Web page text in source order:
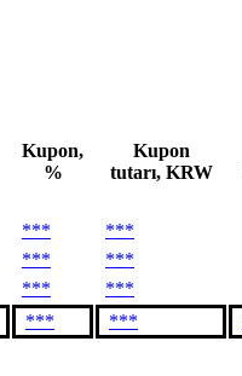
Kupon,
%
Kupon
tutarı, KRW
*** ***
*** ***
*** ***
*** ***